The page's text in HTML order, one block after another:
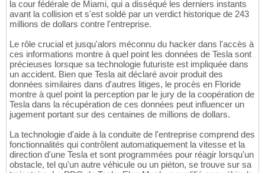
la cour fédérale de Miami, qui a disséqué les derniers instants
avant la collision et s'est soldé par un verdict historique de 243
millions de dollars contre l'entreprise.
Le rôle crucial et jusqu'alors méconnu du hacker dans l'accès à
ces informations montre à quel point les données de Tesla sont
précieuses lorsque sa technologie futuriste est impliquée dans
un accident. Bien que Tesla ait déclaré avoir produit des
données similaires dans d'autres litiges, le procès en Floride
montre à quel point la perception par le jury de la coopération de
Tesla dans la récupération de ces données peut influencer un
jugement portant sur des centaines de millions de dollars.
La technologie d'aide à la conduite de l'entreprise comprend des
fonctionnalités qui contrôlent automatiquement la vitesse et la
direction d'une Tesla et sont programmées pour réagir lorsqu'un
obstacle, tel qu'un autre véhicule ou un piéton, se trouve sur sa